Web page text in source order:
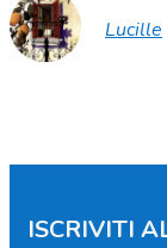
Lucille
ISCRIVITI